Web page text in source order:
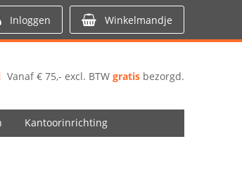
Inloggen Winkelmandje
Vanaf € 75,- excl. BTW gratis bezorgd.
Kantoorinrichting